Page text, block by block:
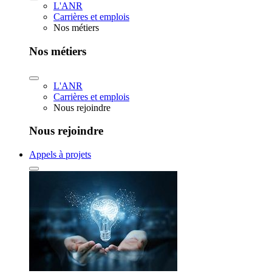
L'ANR
Carrières et emplois
Nos métiers
Nos métiers
L'ANR
Carrières et emplois
Nous rejoindre
Nous rejoindre
Appels à projets